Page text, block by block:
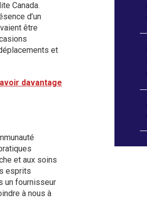
Canada.
d’un
être
et
davantage
et aux soins
esprits
un fournisseur
à nous à